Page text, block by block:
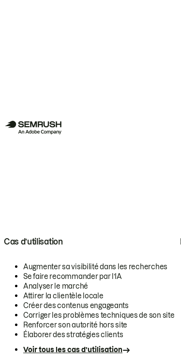
Cas d’utilisation
Augmenter sa visibilité dans les recherches
Se faire recommander par l’IA
Analyser le marché
Attirer la clientèle locale
Créer des contenus engageants
Corriger les problèmes techniques de son site
Renforcer son autorité hors site
Élaborer des stratégies clients
Voir tous les cas d’utilisation